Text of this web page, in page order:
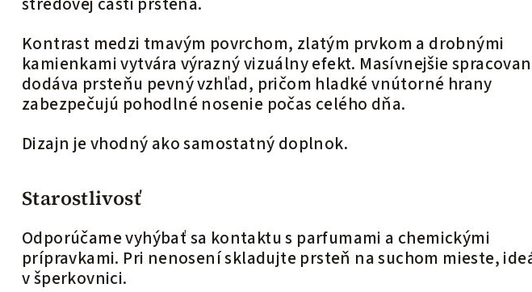
Kontrast medzi tmavým povrchom, zlatým prvkom a drobnými
kamienkami vytvára výrazný vizuálny efekt. Masívnejšie
dodáva prsteňu pevný vzhľad, pričom hladké vnútorné hrany
zabezpečujú pohodlné nosenie počas celého dňa.
Dizajn je vhodný ako samostatný doplnok.
Starostlivosť
Odporúčame vyhýbať sa kontaktu s parfumami a chemickými
prípravkami. Pri nenosení skladujte prsteň na suchom mieste,
v šperkovnici.